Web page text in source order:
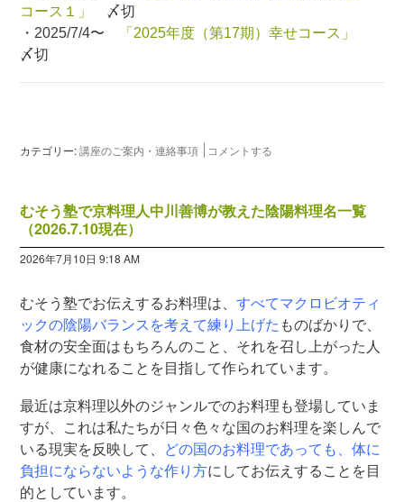
コース１」
〆切
・2025/7/4〜
「2025年度（第17期）幸せコース」
〆切
カテゴリー: 講座のご案内・連絡事項 コメントする
むそう塾で京料理人中川善博が教えた陰陽料理名一覧
（2026.7.10現在）
2026年7月10日 9:18 AM
むそう塾でお伝えするお料理は、すべてマクロビオティ
ックの陰陽バランスを考えて練り上げた ものばかりで、
食材の安全面はもちろんのこと、それを召し上がった人
が健康になれることを目指して作られています。
最近は京料理以外のジャンルでのお料理も登場していま
すが、これは私たちが日々色々な国のお料理を楽しんで
いる現実を反映して、 どの国のお料理であっても、体に
負担にならないような作り方にしてお伝えすることを目
的としています。